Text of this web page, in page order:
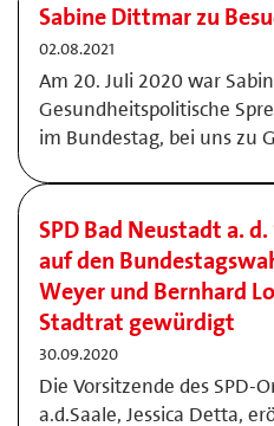
Sabine Dittmar zu
02.08.2021
Am 20. Juli 2020 war
Gesundheitspolitische
im Bundestag, bei uns zu
SPD Bad Neustadt a.
auf den
Weyer und Bernhard
Stadtrat gewürdigt
30.09.2020
Die Vorsitzende des SPD-
a.d.Saale, Jessica Detta,